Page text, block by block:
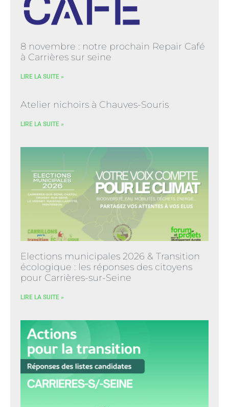
8 novembre : notre prochain Repair Café
à Carrières sur seine
LIRE LA SUITE »
Atelier nichoirs à Chauves-Souris
LIRE LA SUITE »
Elections municipales 2026 & Transition
écologique : les réponses des citoyens
pour Carrières-sur-Seine
LIRE LA SUITE »